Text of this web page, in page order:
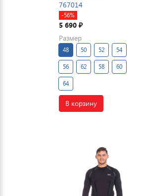
767014
-56%
5 690 ₽
Размер
48 50 52 54
56 62 58 60
64
В корзину